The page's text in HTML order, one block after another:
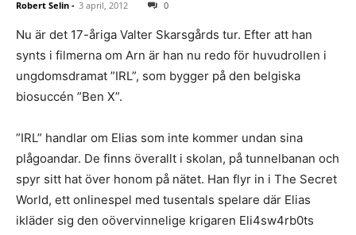
Robert Selin - 3 april, 2012 0
Nu är det 17-åriga Valter Skarsgårds tur. Efter att han
synts i filmerna om Arn är han nu redo för huvudrollen i
ungdomsdramat ”IRL”, som bygger på den belgiska
biosuccén ”Ben X”.
”IRL” handlar om Elias som inte kommer undan sina
plågoandar. De finns överallt i skolan, på tunnelbanan och
spyr sitt hat över honom på nätet. Han flyr in i The Secret
World, ett onlinespel med tusentals spelare där Elias
ikläder sig den oövervinnelige krigaren Eli4sw4rb0ts